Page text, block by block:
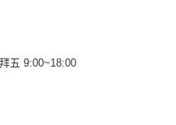
五 9:00~18:00